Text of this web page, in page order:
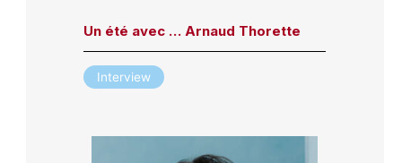
Un été avec … Arnaud Thorette
Interview